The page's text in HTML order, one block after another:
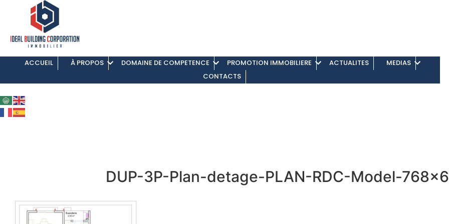
ACCUEIL À PROPOS DOMAINE DE COMPETENCE PROMOTION IMMOBILIERE ACTUALITES
MEDIAS
CONTACTS
DUP-3P-Plan-detage-PLAN-RDC-Model-